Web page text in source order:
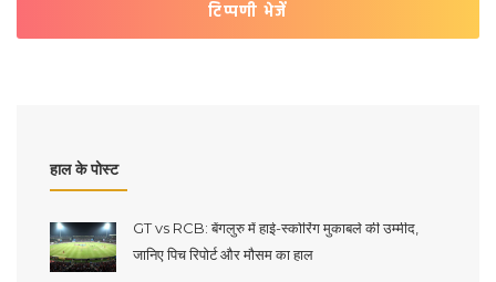
टिप्पणी भेजें
हाल के पोस्ट
GT vs RCB: बेंगलुरु में हाई-स्कोरिंग मुकाबले की उम्मीद,
जानिए पिच रिपोर्ट और मौसम का हाल